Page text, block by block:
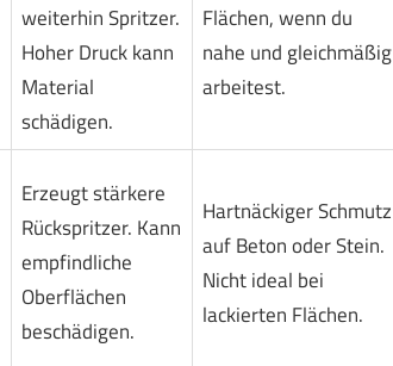
weiterhin Spritzer.
Hoher Druck kann
Material
schädigen.
Flächen, wenn du
nahe und gleichmäßig
arbeitest.
Erzeugt stärkere
Rückspritzer. Kann
empfindliche
Oberflächen
beschädigen.
Hartnäckiger Schmutz
auf Beton oder Stein.
Nicht ideal bei
lackierten Flächen.